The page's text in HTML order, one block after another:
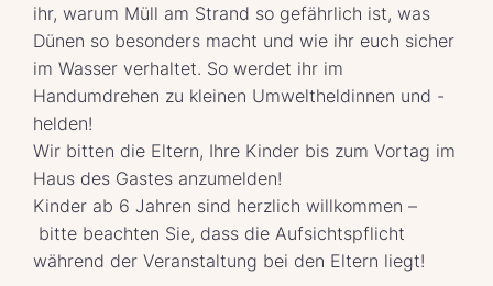
ihr, warum Müll am Strand so gefährlich ist, was
Dünen so besonders macht und wie ihr euch sicher
im Wasser verhaltet. So werdet ihr im
Handumdrehen zu kleinen Umweltheldinnen und -
helden!
Wir bitten die Eltern, Ihre Kinder bis zum Vortag im
Haus des Gastes anzumelden!
Kinder ab 6 Jahren sind herzlich willkommen –
bitte beachten Sie, dass die Aufsichtspflicht
während der Veranstaltung bei den Eltern liegt!